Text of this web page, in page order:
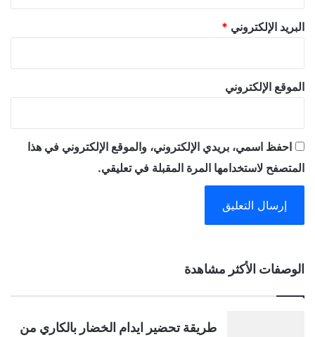
البريد الإلكتروني *
الموقع الإلكتروني
احفظ اسمي، بريدي الإلكتروني، والموقع الإلكتروني في هذا
المتصفح لاستخدامها المرة المقبلة في تعليقي.
lالوصفات الأكثر مشاهدة
طريقة تحضير ايدام الخضار بالكاري من